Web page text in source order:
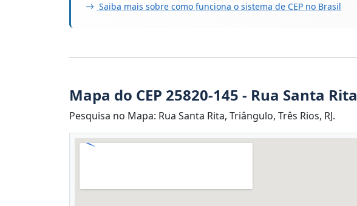
Saiba mais sobre como funciona o sistema de CEP no Brasil
Mapa do CEP 25820-145 - Rua Santa Rita
Pesquisa no Mapa: Rua Santa Rita, Triângulo, Três Rios, RJ.